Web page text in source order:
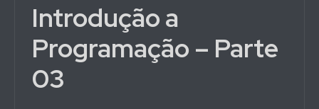
Introdução a
Programação – Parte
03